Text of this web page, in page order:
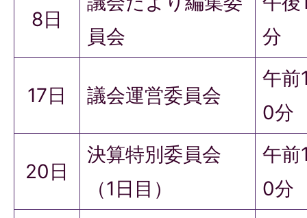
8日
員会
分
17日 議会運営委員会
午前
0分
20日
決算特別委員会
（1日目）
午前
0分